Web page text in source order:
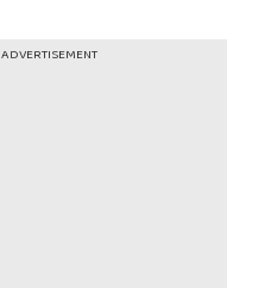
ADVERTISEMENT